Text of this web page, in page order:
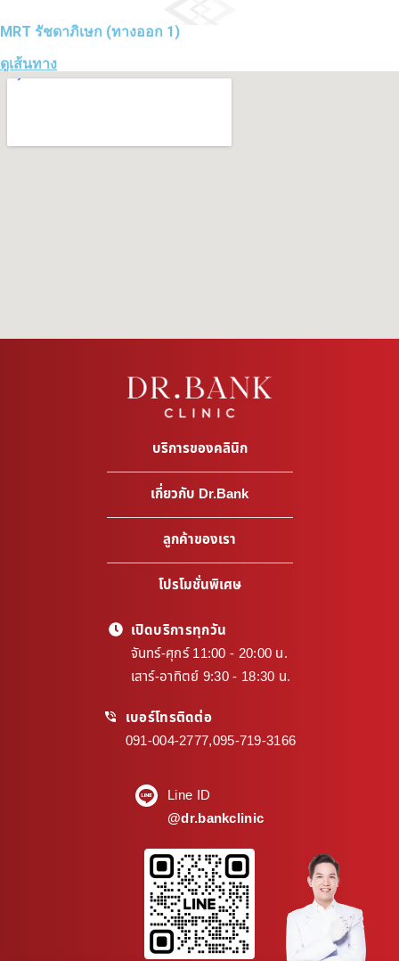
MRT รัชดาภิเษก (ทางออก 1)
ดูเส้นทาง
บริการของคลินิก
เกี่ยวกับ Dr.Bank
ลูกค้าของเรา
โปรโมชั่นพิเศษ
เปิดบริการทุกวัน
จันทร์-ศุกร์ 11:00 - 20:00 น.
เสาร์-อาทิตย์ 9:30 - 18:30 น.
เบอร์โทรติดต่อ
091-004-2777,095-719-3166
Line ID
@dr.bankclinic